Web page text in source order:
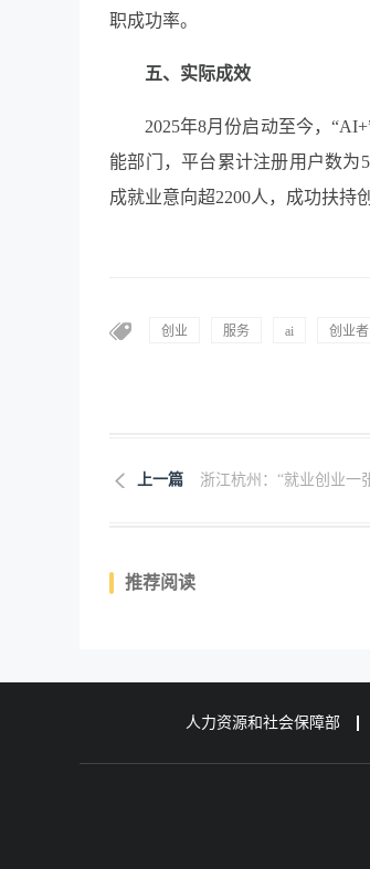
职成功率。
五、实际成效
2025年8月份启动至今，
能部门，平台累计注册用户数为
成就业意向超2200人， 成功扶持
创业 服务 ai 创业者
上一篇 浙江杭州：“就业创业一
推荐阅读
人力资源和社会保障部